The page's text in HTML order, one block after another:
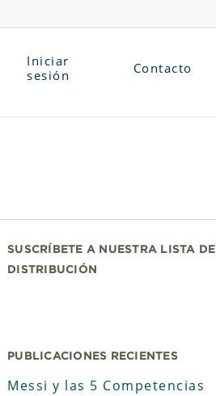
Iniciar
sesión
Contacto
SUSCRÍBETE A NUESTRA LISTA DE
DISTRIBUCIÓN
PUBLICACIONES RECIENTES
Messi y las 5 Competencias